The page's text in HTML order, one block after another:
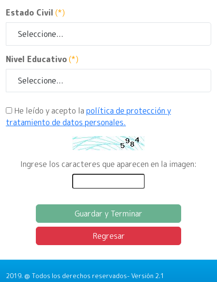
Estado Civil (*)
Nivel Educativo(*)
He leído y acepto la política de protección y
tratamiento de datos personales.
Ingrese los caracteres que aparecen en la imagen:
Guardar y Terminar
Regresar
2019. @ Todos los derechos reservados- Versión 2.1